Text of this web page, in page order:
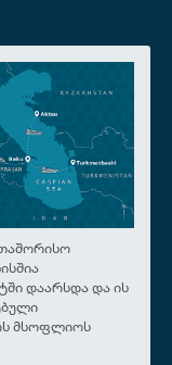
დაარსდა და ის
მსოფლიოს